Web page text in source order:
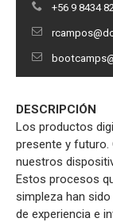
+56 9 8434
DESCRIPCIÓN
Los productos
presente y futuro.
nuestros
Estos procesos
simpleza han
de experiencia e